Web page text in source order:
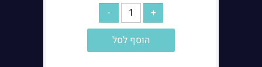
הוסף לסל